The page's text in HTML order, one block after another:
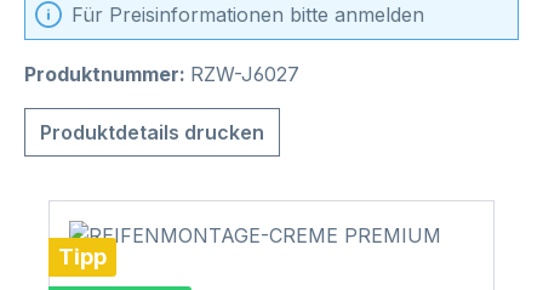
Für Preisinformationen bitte anmelden
Produktnummer: RZW-J6027
Produktdetails drucken
Tipp